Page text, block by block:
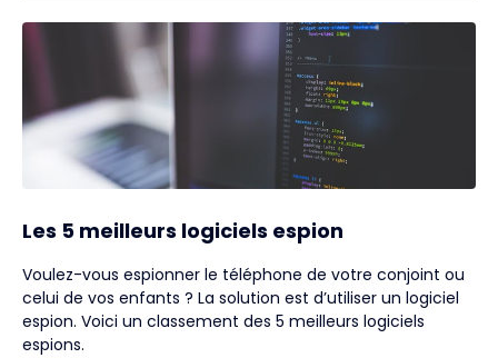
Les 5 meilleurs logiciels espion
Voulez-vous espionner le téléphone de votre conjoint ou
celui de vos enfants ? La solution est d’utiliser un logiciel
espion. Voici un classement des 5 meilleurs logiciels
espions.